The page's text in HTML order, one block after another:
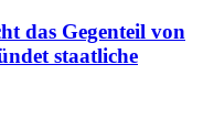
das Gegenteil von
staatliche